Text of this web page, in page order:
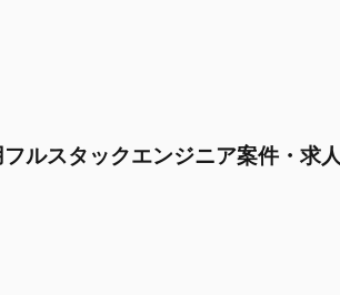
ルスタックエンジニア案件・求人